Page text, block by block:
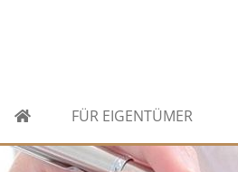
FÜR EIGENTÜMER